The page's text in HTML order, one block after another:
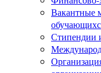
Вакантные
Стипендии